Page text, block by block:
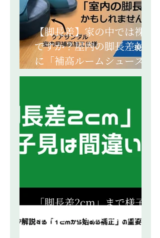
【脚長差】家の中では裸足
ですか？屋内の脚長差対策
に「補高ルームシューズ」
が必要な理由｜義肢装具士
「脚長差2cm」まで様子見
は間違い？義肢装具士が解